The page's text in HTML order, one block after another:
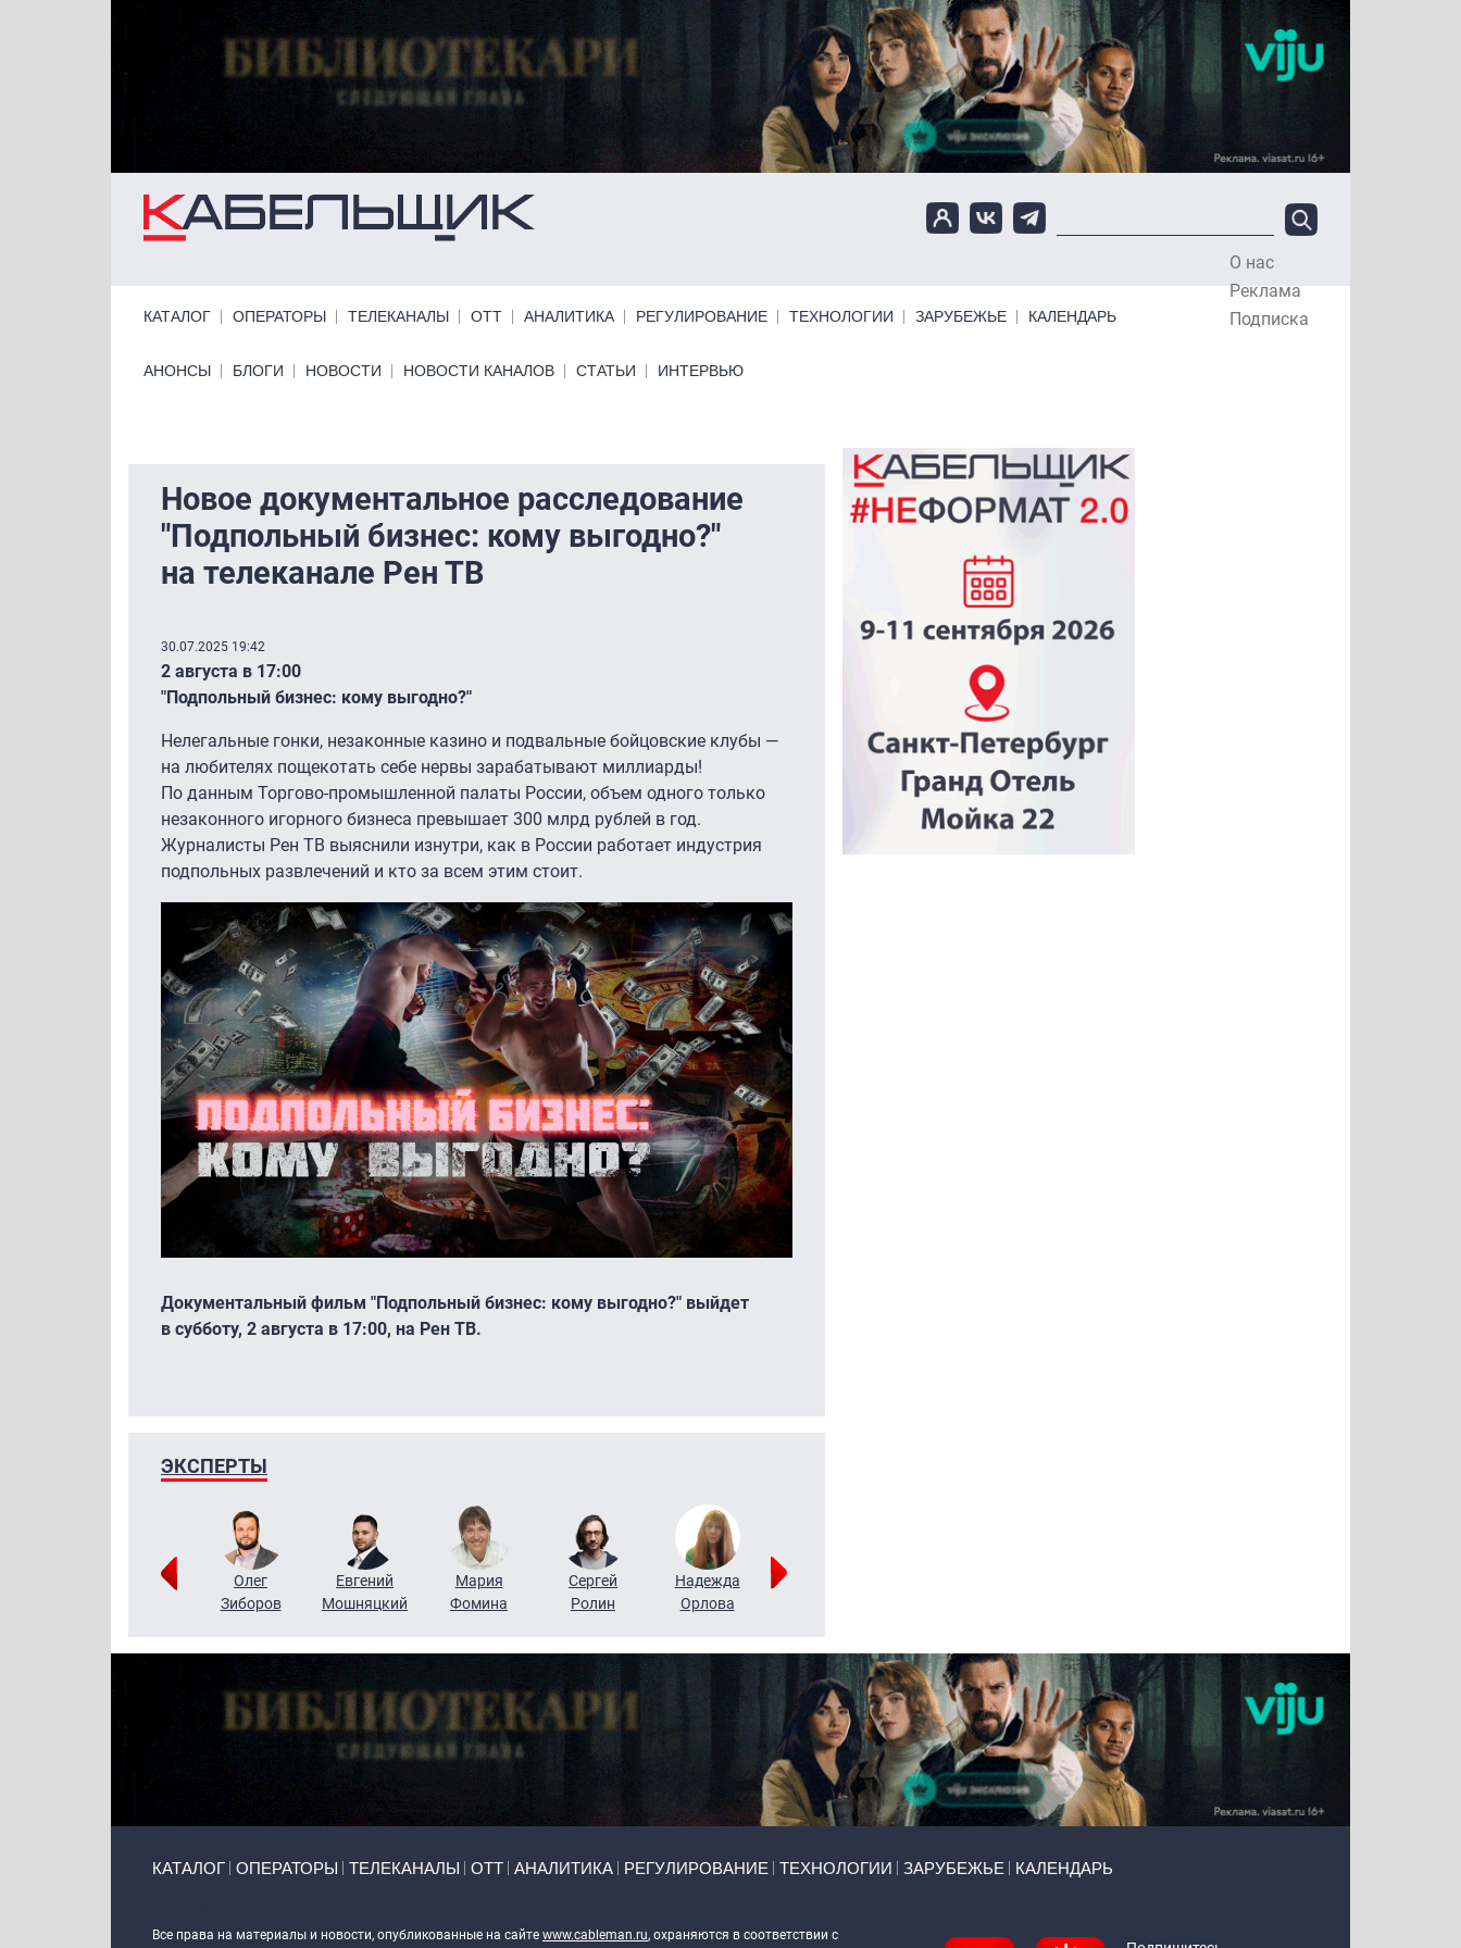
О нас
Реклама
Подписка
КАТАЛОГ ОПЕРАТОРЫ ТЕЛЕКАНАЛЫ ОТТ АНАЛИТИКА РЕГУЛИРОВАНИЕ ТЕХНОЛОГИИ ЗАРУБЕЖЬЕ КАЛЕНДАРЬ
Primary links bottom
АНОНСЫ БЛОГИ НОВОСТИ НОВОСТИ КАНАЛОВ СТАТЬИ ИНТЕРВЬЮ
Новое документальное расследование
"Подпольный бизнес: кому выгодно?"
на телеканале Рен ТВ
30.07.2025 19:42
2 августа в 17:00
"Подпольный бизнес: кому выгодно?"
Нелегальные гонки, незаконные казино и подвальные бойцовские клубы —
на любителях пощекотать себе нервы зарабатывают миллиарды!
По данным Торгово-промышленной палаты России, объем одного только
незаконного игорного бизнеса превышает 300 млрд рублей в год.
Журналисты Рен ТВ выяснили изнутри, как в России работает индустрия
подпольных развлечений и кто за всем этим стоит.
Документальный фильм "Подпольный бизнес: кому выгодно?" выйдет
в субботу, 2 августа в 17:00, на Рен ТВ.
ЭКСПЕРТЫ
Григорий
Олег
Зиборов
Евгений
Мошняцкий
Мария
Фомина
Сергей
Ролин
Надежда
Орлова
КАТАЛОГ ОПЕРАТОРЫ ТЕЛЕКАНАЛЫ ОТТ АНАЛИТИКА РЕГУЛИРОВАНИЕ ТЕХНОЛОГИИ ЗАРУБЕЖЬЕ КАЛЕНДАРЬ
Все права на материалы и новости, опубликованные на сайте www.cableman.ru, охраняются в соответствии с